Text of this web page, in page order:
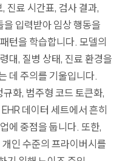
진료 시간표, 검사 결과,
입력받아 임상 행동을
턴을 학습합니다. 모델의
대, 질병 상태, 진료 환경을
데 주의를 기울입니다.
화, 범주형 코드 토큰화,
데이터 세트에서 흔히
에 중점을 둡니다. 또한,
인 수준의 프라이버시를